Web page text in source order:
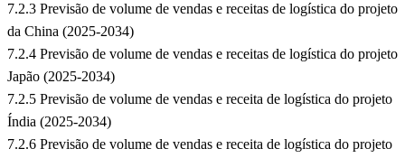
7.2.3 Previsão de volume de vendas e receitas de logística do projeto
da China (2025-2034)
7.2.4 Previsão de volume de vendas e receitas de logística do projeto
Japão (2025-2034)
7.2.5 Previsão de volume de vendas e receita de logística do projeto
Índia (2025-2034)
7.2.6 Previsão de volume de vendas e receita de logística do projeto